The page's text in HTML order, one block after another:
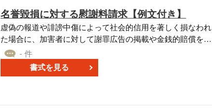
名誉毀損に対する慰謝料請求【例文付き】
虚偽の報道や誹謗中傷によって社会的信用を著しく損なわれ
た場合に、加害者に対して謝罪広告の掲載や金銭的賠償を求
める例文・通知書テンプレートです。誤報や虚偽の情報拡散
による被害を最小限に抑え、名誉回復を目的として使用され
ます。Word形式で無料ダウンロードが可能です。 ■利用シー
- 件
書式を見る